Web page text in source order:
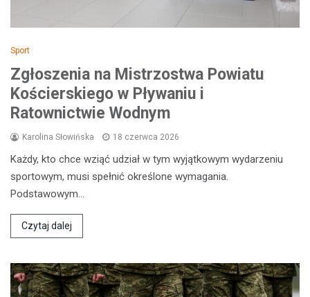
Sport
Zgłoszenia na Mistrzostwa Powiatu
Kościerskiego w Pływaniu i
Ratownictwie Wodnym
Karolina Słowińska 18 czerwca 2026
Każdy, kto chce wziąć udział w tym wyjątkowym wydarzeniu
sportowym, musi spełnić określone wymagania.
Podstawowym…
Czytaj dalej